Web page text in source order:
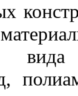
вида